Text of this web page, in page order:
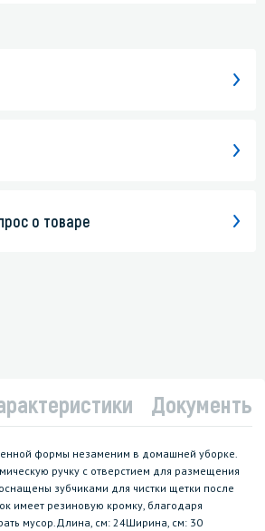
о товаре
Документы
формы незаменим в домашней уборке.
ручку с отверстием для размещения
зубчиками для чистки щетки после
имеет резиновую кромку, благодаря
мусор.Длина, см: 24Ширина, см: 30